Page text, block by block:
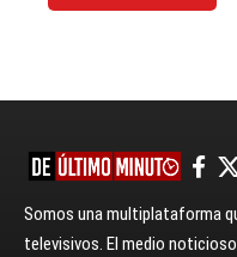
Somos una multiplataforma
televisivos. El medio